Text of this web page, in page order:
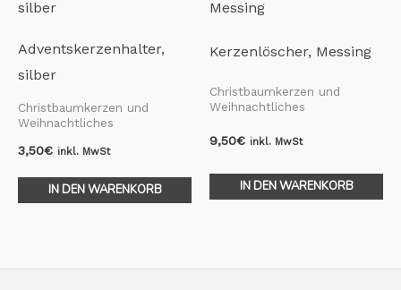
Adventskerzenhalter,
silber
Christbaumkerzen und
Weihnachtliches
3,50€ inkl. MwSt
IN DEN WARENKORB
Kerzenlöscher, Messing
Christbaumkerzen und
Weihnachtliches
9,50€ inkl. MwSt
IN DEN WARENKORB